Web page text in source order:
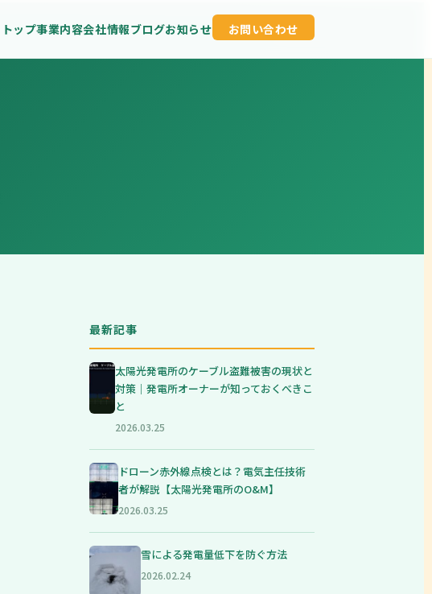
トップ事業内容会社情報ブログお知らせ お問い合わせ
最新記事
太陽光発電所のケーブル盗難被害の現状と
対策｜発電所オーナーが知っておくべきこ
と
2026.03.25
ドローン赤外線点検とは？電気主任技術
者が解説【太陽光発電所のO&M】
2026.03.25
雪による発電量低下を防ぐ方法
2026.02.24